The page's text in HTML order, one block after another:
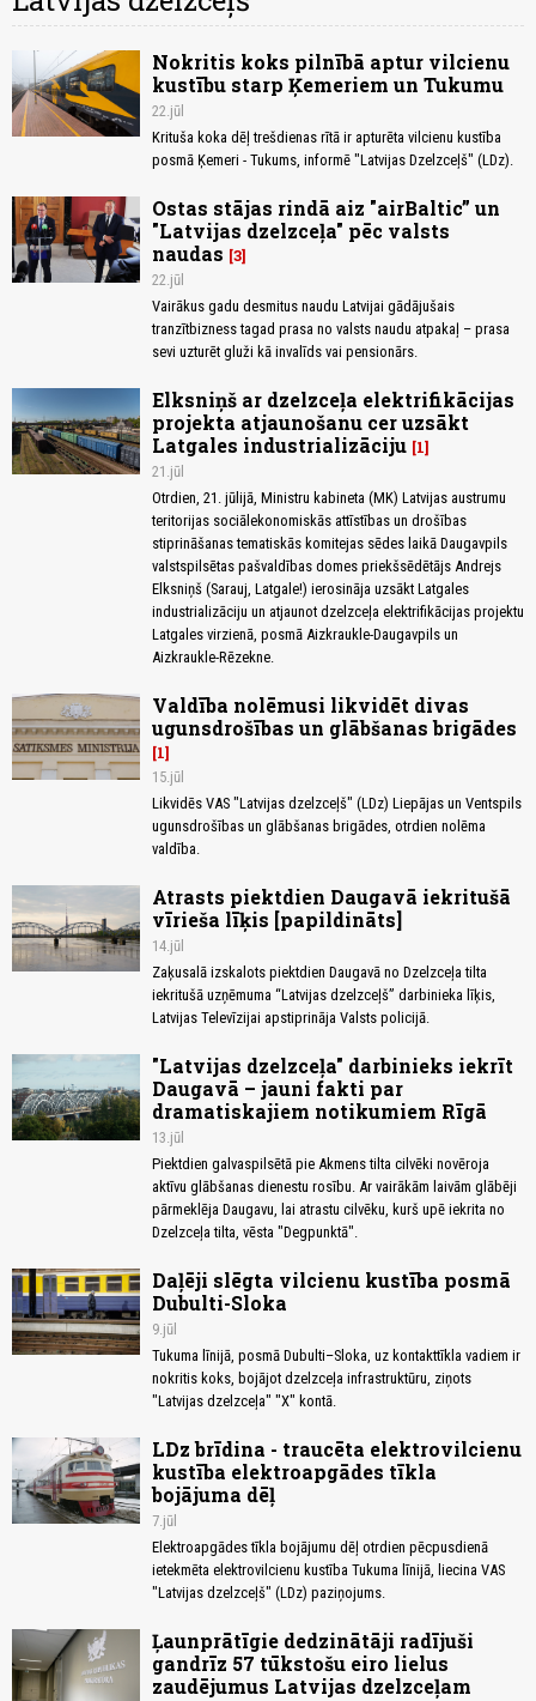
Nokritis koks pilnībā aptur vilcienu
kustību starp Ķemeriem un Tukumu
22.jūl
Krituša koka dēļ trešdienas rītā ir apturēta vilcienu kustība
posmā Ķemeri - Tukums, informē "Latvijas Dzelzceļš" (LDz).
Ostas stājas rindā aiz "airBaltic” un
"Latvijas dzelzceļa" pēc valsts
naudas 3
22.jūl
Vairākus gadu desmitus naudu Latvijai gādājušais
tranzītbizness tagad prasa no valsts naudu atpakaļ – prasa
sevi uzturēt gluži kā invalīds vai pensionārs.
Elksniņš ar dzelzceļa elektrifikācijas
projekta atjaunošanu cer uzsākt
Latgales industrializāciju 1
21.jūl
Otrdien, 21. jūlijā, Ministru kabineta (MK) Latvijas austrumu
teritorijas sociālekonomiskās attīstības un drošības
stiprināšanas tematiskās komitejas sēdes laikā Daugavpils
valstspilsētas pašvaldības domes priekšsēdētājs Andrejs
Elksniņš (Sarauj, Latgale!) ierosināja uzsākt Latgales
industrializāciju un atjaunot dzelzceļa elektrifikācijas projektu
Latgales virzienā, posmā Aizkraukle-Daugavpils un
Aizkraukle-Rēzekne.
Valdība nolēmusi likvidēt divas
ugunsdrošības un glābšanas brigādes
1
15.jūl
Likvidēs VAS "Latvijas dzelzceļš" (LDz) Liepājas un Ventspils
ugunsdrošības un glābšanas brigādes, otrdien nolēma
valdība.
Atrasts piektdien Daugavā iekritušā
vīrieša līķis [papildināts]
14.jūl
Zaķusalā izskalots piektdien Daugavā no Dzelzceļa tilta
iekritušā uzņēmuma “Latvijas dzelzceļš” darbinieka līķis,
Latvijas Televīzijai apstiprināja Valsts policijā.
"Latvijas dzelzceļa" darbinieks iekrīt
Daugavā – jauni fakti par
dramatiskajiem notikumiem Rīgā
13.jūl
Piektdien galvaspilsētā pie Akmens tilta cilvēki novēroja
aktīvu glābšanas dienestu rosību. Ar vairākām laivām glābēji
pārmeklēja Daugavu, lai atrastu cilvēku, kurš upē iekrita no
Dzelzceļa tilta, vēsta "Degpunktā".
Daļēji slēgta vilcienu kustība posmā
Dubulti-Sloka
9.jūl
Tukuma līnijā, posmā Dubulti–Sloka, uz kontakttīkla vadiem ir
nokritis koks, bojājot dzelzceļa infrastruktūru, ziņots
"Latvijas dzelzceļa" "X" kontā.
LDz brīdina - traucēta elektrovilcienu
kustība elektroapgādes tīkla
bojājuma dēļ
7.jūl
Elektroapgādes tīkla bojājumu dēļ otrdien pēcpusdienā
ietekmēta elektrovilcienu kustība Tukuma līnijā, liecina VAS
"Latvijas dzelzceļš" (LDz) paziņojums.
Ļaunprātīgie dedzinātāji radījuši
gandrīz 57 tūkstošu eiro lielus
zaudējumus Latvijas dzelzceļam